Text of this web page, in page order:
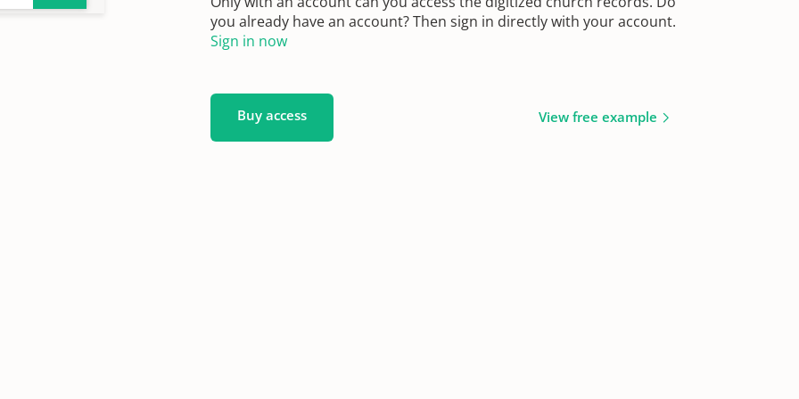
you already have an account? Then sign in directly with your account.
Sign in now
Buy access View free example